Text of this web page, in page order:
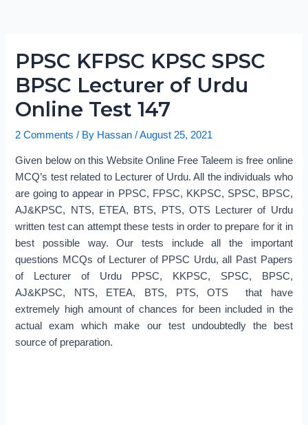
PPSC KFPSC KPSC SPSC
BPSC Lecturer of Urdu
Online Test 147
2 Comments / By Hassan/August 25, 2021
Given below on this Website Online Free Taleem is free online
MCQ’s test related to Lecturer of Urdu. All the individuals who
are going to appear in PPSC, FPSC, KKPSC, SPSC, BPSC,
AJ&KPSC, NTS, ETEA, BTS, PTS, OTS Lecturer of Urdu
written test can attempt these tests in order to prepare for it in
best possible way. Our tests include all the important
questions MCQs of Lecturer of PPSC Urdu, all Past Papers
of Lecturer of Urdu PPSC, KKPSC, SPSC, BPSC,
AJ&KPSC, NTS, ETEA, BTS, PTS, OTS that have
extremely high amount of chances for been included in the
actual exam which make our test undoubtedly the best
source of preparation.